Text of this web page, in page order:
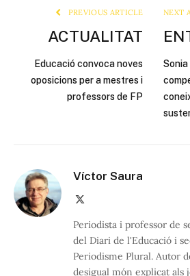
PREVIOUS ARTICLE
ACTUALITAT
Educació convoca noves
oposicions per a mestres i
professors de FP
NEXT
Sonia
Víctor Saura
Periodista i professor de
del Diari de l'Educació i
Periodisme Plural. Autor
desigual món explicat als